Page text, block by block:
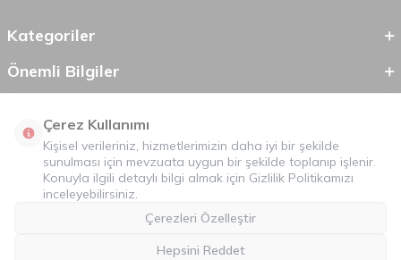
Kategoriler
Önemli Bilgiler
Çerez Kullanımı
Kişisel verileriniz, hizmetlerimizin daha iyi bir şekilde
sunulması için mevzuata uygun bir şekilde toplanıp işlenir.
Konuyla ilgili detaylı bilgi almak için Gizlilik Politikamızı
inceleyebilirsiniz.
Çerezleri Özelleştir
Hepsini Reddet